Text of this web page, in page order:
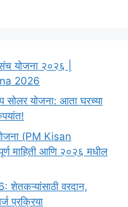
योजना २०२६ |
2026
सोलर योजना: आता घरच्या
(PM Kisan
माहिती आणि २०२६ मधील
शेतकऱ्यांसाठी वरदान,
प्रक्रिया